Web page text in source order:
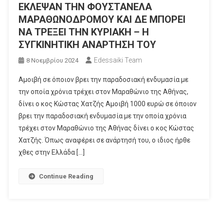
ΕΚΛΕΨΑΝ ΤΗΝ ΦΟΥΣΤΑΝΕΛΑ
ΜΑΡΑΘΩΝΟΔΡΟΜΟΥ ΚΑΙ ΔΕ ΜΠΟΡΕΙ
ΝΑ ΤΡΕΞΕΙ ΤΗΝ ΚΥΡΙΑΚΗ – Η
ΣΥΓΚΙΝΗΤΙΚΗ ΑΝΑΡΤΗΣΗ ΤΟΥ
8 Νοεμβρίου 2024 Edessaiki Team
Αμοιβή σε όποιον βρει την παραδοσιακή ενδυμασία με
την οποία χρόνια τρέχει στον Μαραθώνιο της Αθήνας,
δίνει ο κος Κώστας Χατζής Αμοιβή 1000 ευρώ σε όποιον
βρει την παραδοσιακή ενδυμασία με την οποία χρόνια
τρέχει στον Μαραθώνιο της Αθήνας δίνει ο κος Κώστας
Χατζής. Όπως αναφέρει σε ανάρτησή του, ο ιδιος ήρθε
χθες στην Ελλάδα […]
Continue Reading